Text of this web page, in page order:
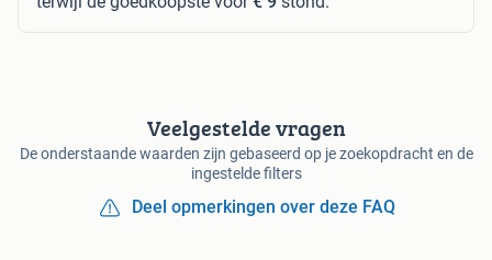
Veelgestelde vragen
De onderstaande waarden zijn gebaseerd op je zoekopdracht en de
ingestelde filters
Deel opmerkingen over deze FAQ